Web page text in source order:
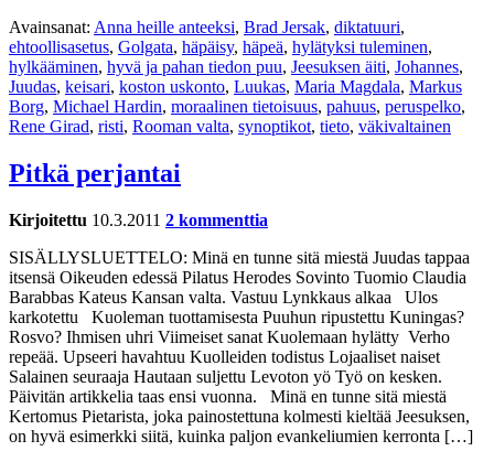
Avainsanat: Anna heille anteeksi, Brad Jersak, diktatuuri,
ehtoollisasetus, Golgata, häpäisy, häpeä, hylätyksi tuleminen,
hylkääminen, hyvä ja pahan tiedon puu, Jeesuksen äiti, Johannes,
Juudas, keisari, koston uskonto, Luukas, Maria Magdala, Markus
Borg, Michael Hardin, moraalinen tietoisuus, pahuus, peruspelko,
Rene Girad, risti, Rooman valta, synoptikot, tieto, väkivaltainen
Pitkä perjantai
Kirjoitettu 10.3.2011 2 kommenttia
SISÄLLYSLUETTELO: Minä en tunne sitä miestä Juudas tappaa
itsensä Oikeuden edessä Pilatus Herodes Sovinto Tuomio Claudia
Barabbas Kateus Kansan valta. Vastuu Lynkkaus alkaa Ulos
karkotettu Kuoleman tuottamisesta Puuhun ripustettu Kuningas?
Rosvo? Ihmisen uhri Viimeiset sanat Kuolemaan hylätty Verho
repeää. Upseeri havahtuu Kuolleiden todistus Lojaaliset naiset
Salainen seuraaja Hautaan suljettu Levoton yö Työ on kesken.
Päivitän artikkelia taas ensi vuonna. Minä en tunne sitä miestä
Kertomus Pietarista, joka painostettuna kolmesti kieltää Jeesuksen,
on hyvä esimerkki siitä, kuinka paljon evankeliumien kerronta […]